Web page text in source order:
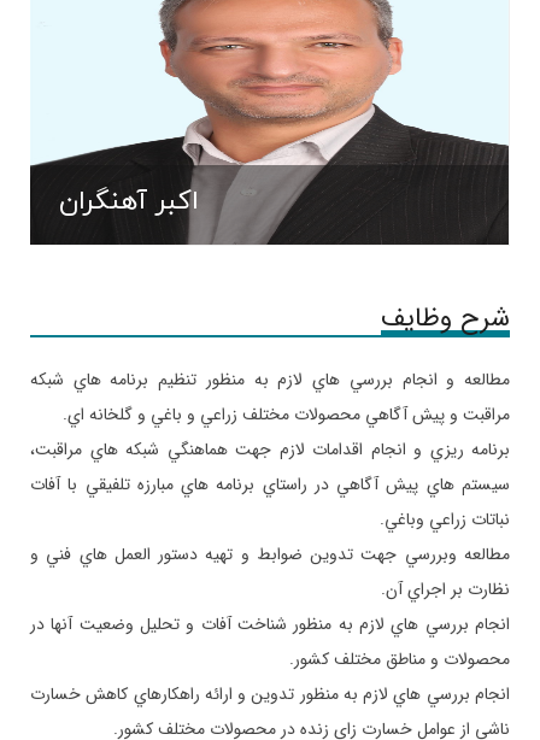
اکبر آهنگران
شرح وظایف
مطالعه و انجام بررسي­ هاي لازم به منظور تنظيم برنامه هاي شبكه
مراقبت و پيش آگاهي محصولات مختلف زراعي و باغي و گلخانه اي.
برنامه ريزي و انجام اقدامات لازم جهت هماهنگي شبكه هاي مراقبت،
سيستم هاي پيش آگاهي در راستاي برنامه هاي مبارزه تلفيقي با آفات
نباتات زراعي وباغي.
مطالعه وبررسي جهت تدوين ضوابط و تهيه دستور العمل هاي فني و
نظارت بر اجراي آن.
انجام بررسي ­هاي ­لازم به ­منظور شناخت ­آفات­ و تحليل وضعيت آنها در
محصولات و مناطق مختلف كشور.
انجام بررسي­ هاي لازم به منظور تدوين و ارائه راهكارهاي كاهش خسارت
ناشي از عوامل خسارت زاي زنده در محصولات مختلف كشور.